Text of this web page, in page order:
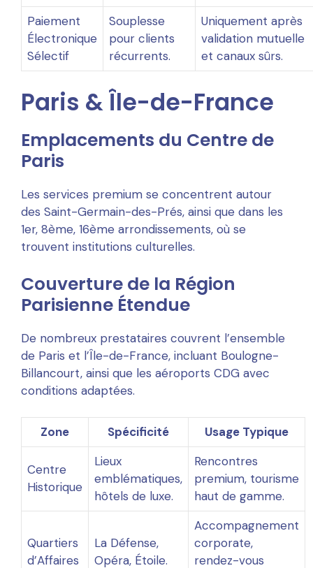
Paiement
Électronique
Sélectif
Souplesse
pour clients
récurrents.
Uniquement après
validation mutuelle
et canaux sûrs.
Paris & Île-de-France
Emplacements du Centre de
Paris
Les services premium se concentrent autour
des Saint-Germain-des-Prés, ainsi que dans les
1er, 8ème, 16ème arrondissements, où se
trouvent institutions culturelles.
Couverture de la Région
Parisienne Étendue
De nombreux prestataires couvrent l’ensemble
de Paris et l’Île-de-France, incluant Boulogne-
Billancourt, ainsi que les aéroports CDG avec
conditions adaptées.
Zone Spécificité Usage Typique
Centre
Historique
Lieux
emblématiques,
hôtels de luxe.
Rencontres
premium, tourisme
haut de gamme.
Quartiers
d’Affaires
La Défense,
Opéra, Étoile.
Accompagnement
corporate,
rendez-vous